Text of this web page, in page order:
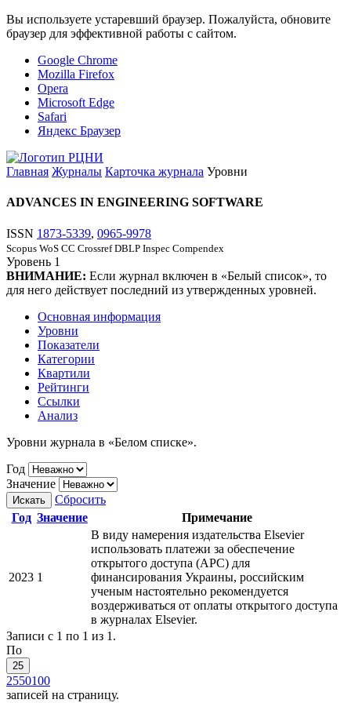
Вы используете устаревший браузер. Пожалуйста, обновите
браузер для эффективной работы с сайтом.
Google Chrome
Mozilla Firefox
Opera
Microsoft Edge
Safari
Яндекс Браузер
Главная Журналы Карточка журнала Уровни
ADVANCES IN ENGINEERING SOFTWARE
ISSN 1873-5339, 0965-9978
Scopus WoS CC Crossref DBLP Inspec Compendex
Уровень 1
ВНИМАНИЕ: Если журнал включен в «Белый список», то
для него действует последний из утвержденных уровней.
Основная информация
Уровни
Показатели
Категории
Квартили
Рейтинги
Ссылки
Анализ
Уровни журнала в «Белом списке».
Год
Значение
Искать
Сбросить
Год Значение Примечание
2023 1
В виду намерения издательства Elsevier
использовать платежи за обеспечение
открытого доступа (APC) для
финансирования Украины, российским
ученым настоятельно рекомендуется
воздерживаться от оплаты открытого доступа
в журналах Elsevier.
Записи с 1 по 1 из 1.
По
25
2550100
записей на страницу.